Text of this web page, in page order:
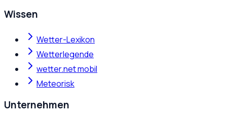
Wissen
Wetter-Lexikon
Wetterlegende
wetter.net mobil
Meteorisk
Unternehmen